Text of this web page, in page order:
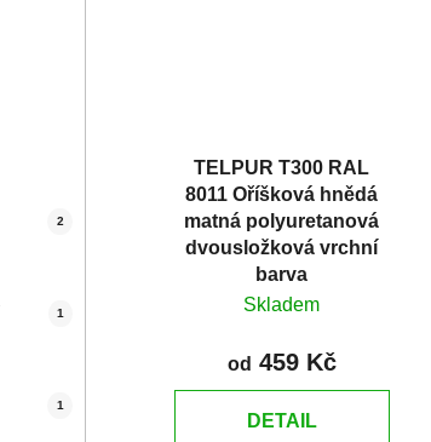
2
1
1
TELPUR T300 RAL
8011 Oříšková hnědá
matná polyuretanová
dvousložková vrchní
barva
Skladem
od 459 Kč
DETAIL